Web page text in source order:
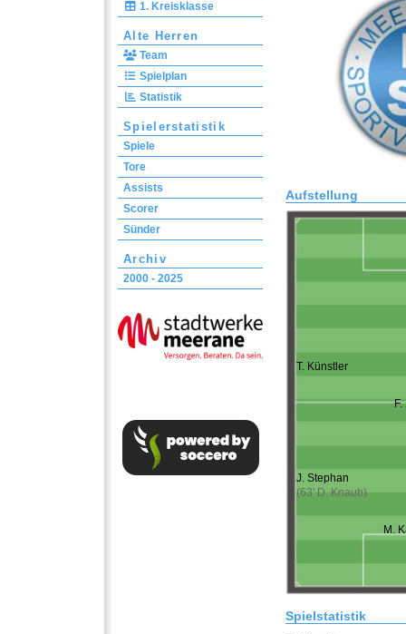
1. Kreisklasse
Alte Herren
Team
Spielplan
Statistik
Spielerstatistik
Spiele
Tore
Assists
Scorer
Sünder
Archiv
2000 - 2025
Aufstellung
T. Künstler
F.
J. Stephan
(63' D. Knaub)
M.
Spielstatistik